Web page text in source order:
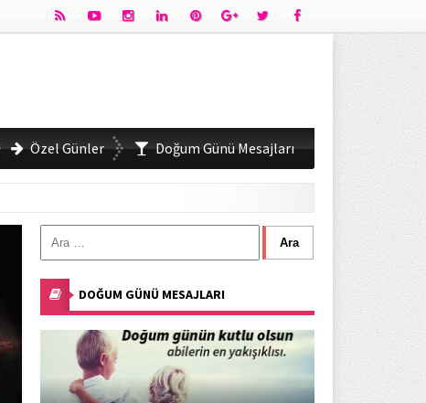
Özel Günler Doğum Günü Mesajları
DOĞUM GÜNÜ MESAJLARI